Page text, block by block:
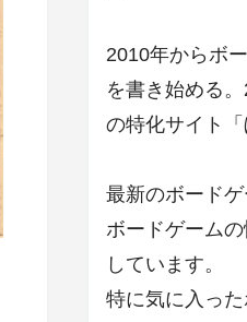
2010年からボ
を書き始める
の特化サイト「
最新のボード
ボードゲーム
しています。
特に気に入っ